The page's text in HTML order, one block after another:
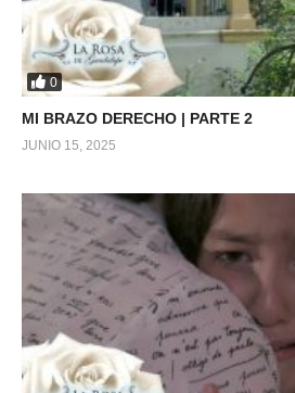
0
MI BRAZO DERECHO | PARTE 2
JUNIO 15, 2025